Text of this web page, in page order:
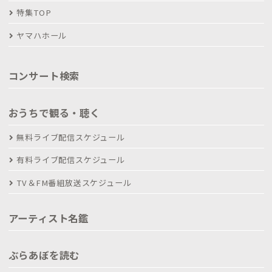
特集TOP
ヤマハホール
コンサート検索
おうちで観る・聴く
無料ライブ配信スケジュール
有料ライブ配信スケジュール
TV＆FM番組放送スケジュール
アーティスト名鑑
ぶらあぼを読む